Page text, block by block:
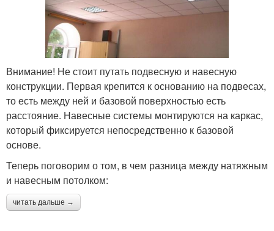
Внимание! Не стоит путать подвесную и навесную
конструкции. Первая крепится к основанию на подвесах,
то есть между ней и базовой поверхностью есть
расстояние. Навесные системы монтируются на каркас,
который фиксируется непосредственно к базовой
основе.
Теперь поговорим о том, в чем разница между натяжным
и навесным потолком:
читать дальше →